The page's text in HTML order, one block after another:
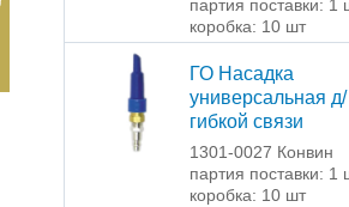
партия поставки: 1
коробка: 10 шт
ГО Насадка
универсальная д/
гибкой связи
1301-0027 Конвин
партия поставки: 1
коробка: 10 шт